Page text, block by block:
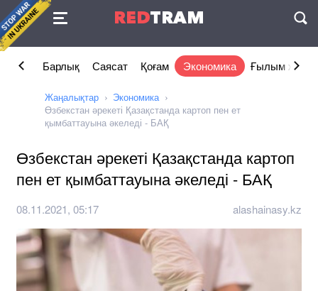
REDTRAM
Келісімі
Барлық Саясат Қоғам Экономика Ғылым және
Жаңалықтар
Экономика
Өзбекстан әрекеті Қазақстанда картоп пен ет
қымбаттауына әкеледі - БАҚ
Өзбекстан әрекеті Қазақстанда картоп
пен ет қымбаттауына әкеледі - БАҚ
08.11.2021, 05:17 alashainasy.kz